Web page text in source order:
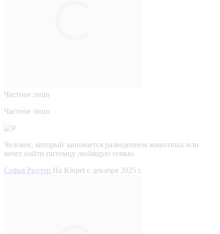
Частное лицо
Частное лицо
Человек, который занимается разведением животных или
хочет найти питомцу любящую семью.
Софья Рихтер На Kinpet c декабря 2025 г.